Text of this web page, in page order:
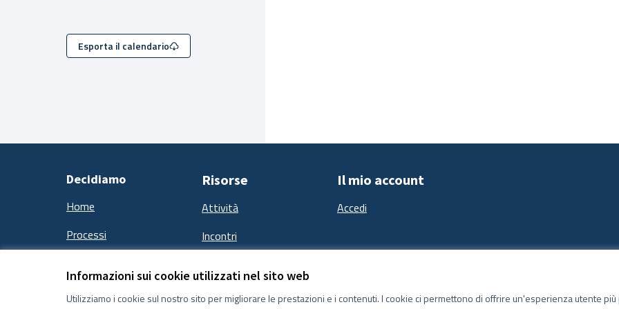
Informazioni sui cookie utilizzati nel sito web
Utilizziamo i cookie sul nostro sito per migliorare le prestazioni e i contenuti. I cookie ci permettono di offrire un'esperienza utente
Esporta il calendario
Decidiamo
Home
Processi
Risorse
Attività
Incontri
Il mio account
Accedi
Termini e condizioni d''usoImpostazioni Cookie